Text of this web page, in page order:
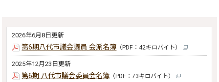
2026年6月8日更新
第6期八代市議会議員 会派名簿 （PDF：42キロバイト）
2025年12月23日更新
第6期 八代市議会委員会名簿 （PDF：73キロバイト）